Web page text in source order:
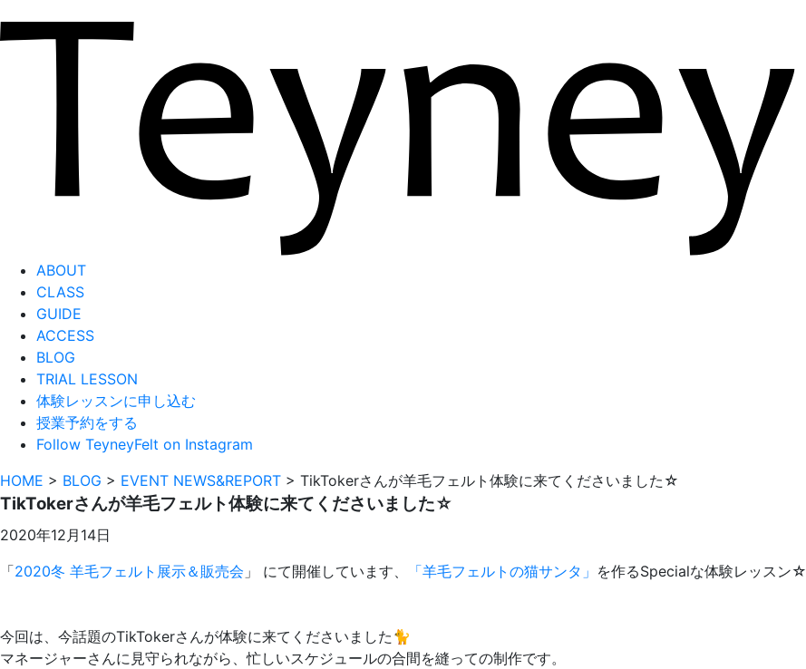
ABOUT
CLASS
GUIDE
ACCESS
BLOG
TRIAL LESSON
体験レッスンに申し込む
授業予約をする
Follow TeyneyFelt on Instagram
HOME > BLOG > EVENT NEWS&REPORT > TikTokerさんが羊毛フェルト体験に来てくださいました☆
TikTokerさんが羊毛フェルト体験に来てくださいました☆
2020年12月14日
「2020冬 羊毛フェルト展示＆販売会 」 にて開催しています、 「羊毛フェルトの猫サンタ」 を作るSpecialな体験レッスン☆
今回は、今話題のTikTokerさんが体験に来てくださいました🐈
マネージャーさんに見守られながら、忙しいスケジュールの合間を縫っての制作です。